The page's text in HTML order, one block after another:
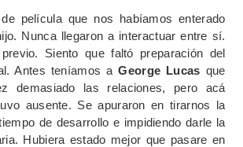
película que nos habíamos enterado
Nunca llegaron a interactuar entre sí.
Siento que faltó preparación del
Antes teníamos aGeorge Lucas que
demasiado las relaciones, pero acá
ausente. Se apuraron en tirarnos la
de desarrollo e impidiendo darle la
Hubiera estado mejor que pasare en